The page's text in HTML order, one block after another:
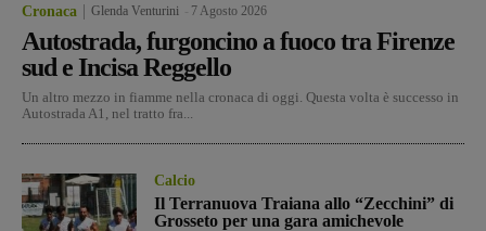
Cronaca Glenda Venturini 7 Agosto 2026
Autostrada, furgoncino a fuoco tra Firenze
sud e Incisa Reggello
Un altro mezzo in fiamme nella cronaca di oggi. Questa volta è successo in
Autostrada A1, nel tratto fra...
Calcio
Il Terranuova Traiana allo “Zecchini” di
Grosseto per una gara amichevole